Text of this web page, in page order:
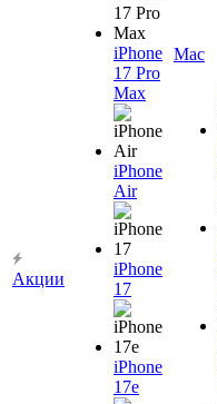
Акции
iPhone
17 Pro
Max
iPhone
Air
iPhone
17
iPhone
17e
Mac